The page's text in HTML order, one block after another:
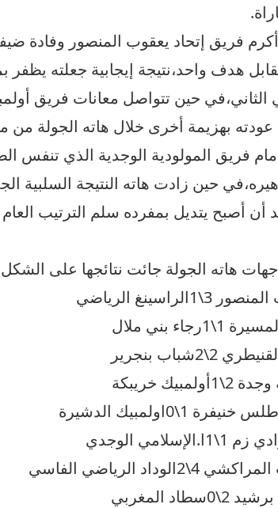
فريق إتحاد يعقوب المنصور وفادة
هدف واحد،نتيجة إيجابية جعلته يظفر
الثاني،في حين تتواصل معانات فريق
عودته بهزيمة أخرى خلال هاته الجولة
فريق المولودية الوجدية الذي تنفس
حين زادت هاته النتيجة السلبية
أن أصبح يتديل بمفرده سلم الترتيب
هاته الجولة جائت نتائجها على الشكل
الرياضي
بني ملال
2\2شباب بنجرير
خريبكة
1\0اولمبيك الدشيرة
الوجدي
الرياضي الفاسي
المغربي